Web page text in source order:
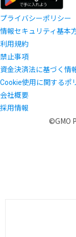
プライバシーポリシー
情報セキュリティ基本
利用規約
禁止事項
資金決済法に基づく情
Cookie使用に関するポ
会社概要
採用情報
©GMO